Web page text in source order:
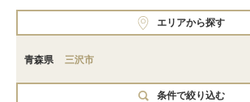
エリアから探す
青森県 三沢市
条件で絞り込む